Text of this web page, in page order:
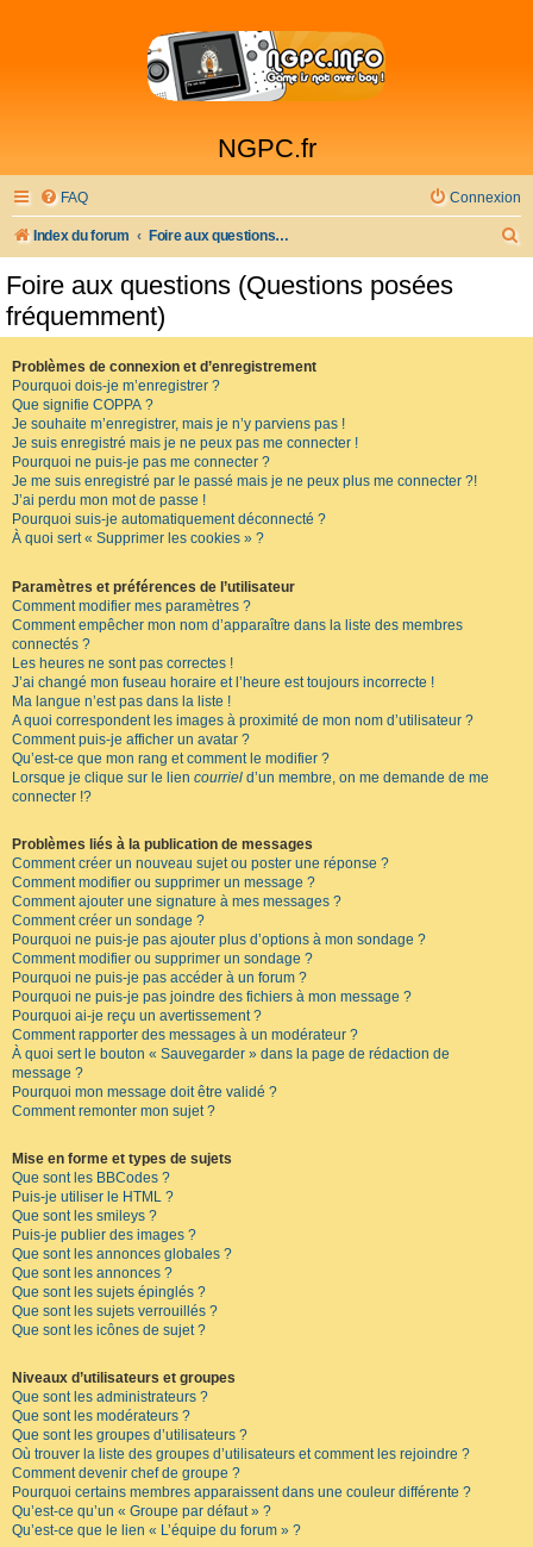
NGPC.fr
FAQ Connexion
Index du forum Foire aux questions (Questions posées fréquemment)
Foire aux questions (Questions posées
fréquemment)
Problèmes de connexion et d’enregistrement
Pourquoi dois-je m’enregistrer ?
Que signifie COPPA ?
Je souhaite m’enregistrer, mais je n’y parviens pas !
Je suis enregistré mais je ne peux pas me connecter !
Pourquoi ne puis-je pas me connecter ?
Je me suis enregistré par le passé mais je ne peux plus me connecter ?!
J’ai perdu mon mot de passe !
Pourquoi suis-je automatiquement déconnecté ?
À quoi sert « Supprimer les cookies » ?
Paramètres et préférences de l’utilisateur
Comment modifier mes paramètres ?
Comment empêcher mon nom d’apparaître dans la liste des membres
connectés ?
Les heures ne sont pas correctes !
J’ai changé mon fuseau horaire et l’heure est toujours incorrecte !
Ma langue n’est pas dans la liste !
A quoi correspondent les images à proximité de mon nom d’utilisateur ?
Comment puis-je afficher un avatar ?
Qu’est-ce que mon rang et comment le modifier ?
Lorsque je clique sur le lien courriel d’un membre, on me demande de me
connecter !?
Problèmes liés à la publication de messages
Comment créer un nouveau sujet ou poster une réponse ?
Comment modifier ou supprimer un message ?
Comment ajouter une signature à mes messages ?
Comment créer un sondage ?
Pourquoi ne puis-je pas ajouter plus d’options à mon sondage ?
Comment modifier ou supprimer un sondage ?
Pourquoi ne puis-je pas accéder à un forum ?
Pourquoi ne puis-je pas joindre des fichiers à mon message ?
Pourquoi ai-je reçu un avertissement ?
Comment rapporter des messages à un modérateur ?
À quoi sert le bouton « Sauvegarder » dans la page de rédaction de
message ?
Pourquoi mon message doit être validé ?
Comment remonter mon sujet ?
Mise en forme et types de sujets
Que sont les BBCodes ?
Puis-je utiliser le HTML ?
Que sont les smileys ?
Puis-je publier des images ?
Que sont les annonces globales ?
Que sont les annonces ?
Que sont les sujets épinglés ?
Que sont les sujets verrouillés ?
Que sont les icônes de sujet ?
Niveaux d’utilisateurs et groupes
Que sont les administrateurs ?
Que sont les modérateurs ?
Que sont les groupes d’utilisateurs ?
Où trouver la liste des groupes d’utilisateurs et comment les rejoindre ?
Comment devenir chef de groupe ?
Pourquoi certains membres apparaissent dans une couleur différente ?
Qu’est-ce qu’un « Groupe par défaut » ?
Qu’est-ce que le lien « L’équipe du forum » ?